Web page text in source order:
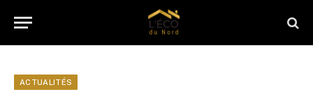
ACTUALITÉS